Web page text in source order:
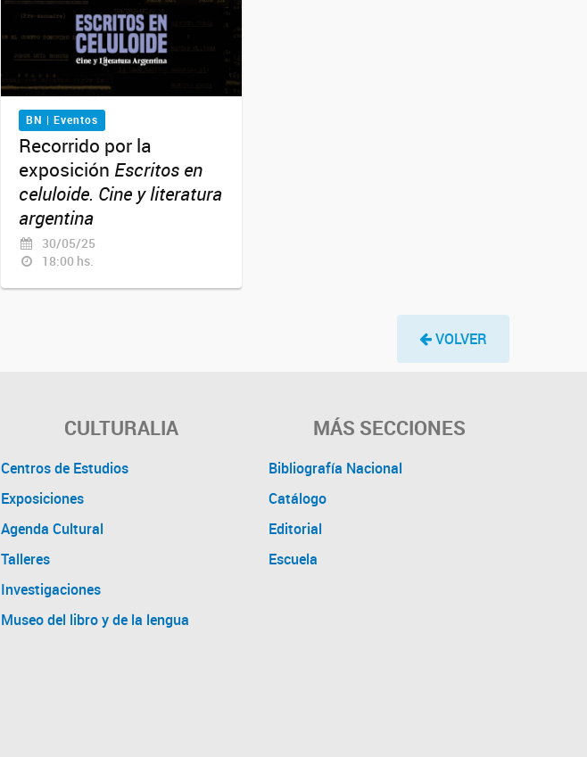
BN | Eventos
Recorrido por la
exposición Escritos en
celuloide. Cine y literatura
argentina
30/05/25
18:00 hs.
VOLVER
CULTURALIA
Centros de Estudios
Exposiciones
Agenda Cultural
Talleres
Investigaciones
Museo del libro y de la lengua
MÁS SECCIONES
Bibliografía Nacional
Catálogo
Editorial
Escuela